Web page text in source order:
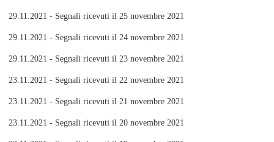
29.11.2021 - Segnali ricevuti il 25 novembre 2021
29.11.2021 - Segnali ricevuti il 24 novembre 2021
29.11.2021 - Segnali ricevuti il 23 novembre 2021
23.11.2021 - Segnali ricevuti il 22 novembre 2021
23.11.2021 - Segnali ricevuti il 21 novembre 2021
23.11.2021 - Segnali ricevuti il 20 novembre 2021